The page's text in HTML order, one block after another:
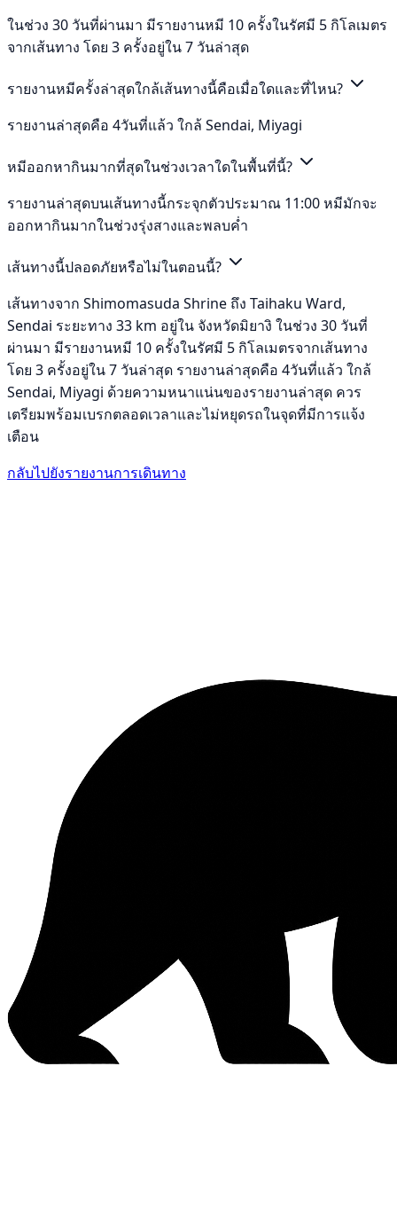
ในช่วง 30 วันที่ผ่านมา มีรายงานหมี 10 ครั้งในรัศมี 5 กิโลเมตร
จากเส้นทาง โดย 3 ครั้งอยู่ใน 7 วันล่าสุด
รายงานหมีครั้งล่าสุดใกล้เส้นทางนี้คือเมื่อใดและที่ไหน?
รายงานล่าสุดคือ 4วันที่แล้ว ใกล้ Sendai, Miyagi
หมีออกหากินมากที่สุดในช่วงเวลาใดในพื้นที่นี้?
รายงานล่าสุดบนเส้นทางนี้กระจุกตัวประมาณ 11:00 หมีมักจะ
ออกหากินมากในช่วงรุ่งสางและพลบค่ำ
เส้นทางนี้ปลอดภัยหรือไม่ในตอนนี้?
เส้นทางจาก Shimomasuda Shrine ถึง Taihaku Ward,
Sendai ระยะทาง 33 km อยู่ใน จังหวัดมิยางิ ในช่วง 30 วันที่
ผ่านมา มีรายงานหมี 10 ครั้งในรัศมี 5 กิโลเมตรจากเส้นทาง
โดย 3 ครั้งอยู่ใน 7 วันล่าสุด รายงานล่าสุดคือ 4วันที่แล้ว ใกล้
Sendai, Miyagi ด้วยความหนาแน่นของรายงานล่าสุด ควร
เตรียมพร้อมเบรกตลอดเวลาและไม่หยุดรถในจุดที่มีการแจ้ง
เตือน
กลับไปยังรายงานการเดินทาง